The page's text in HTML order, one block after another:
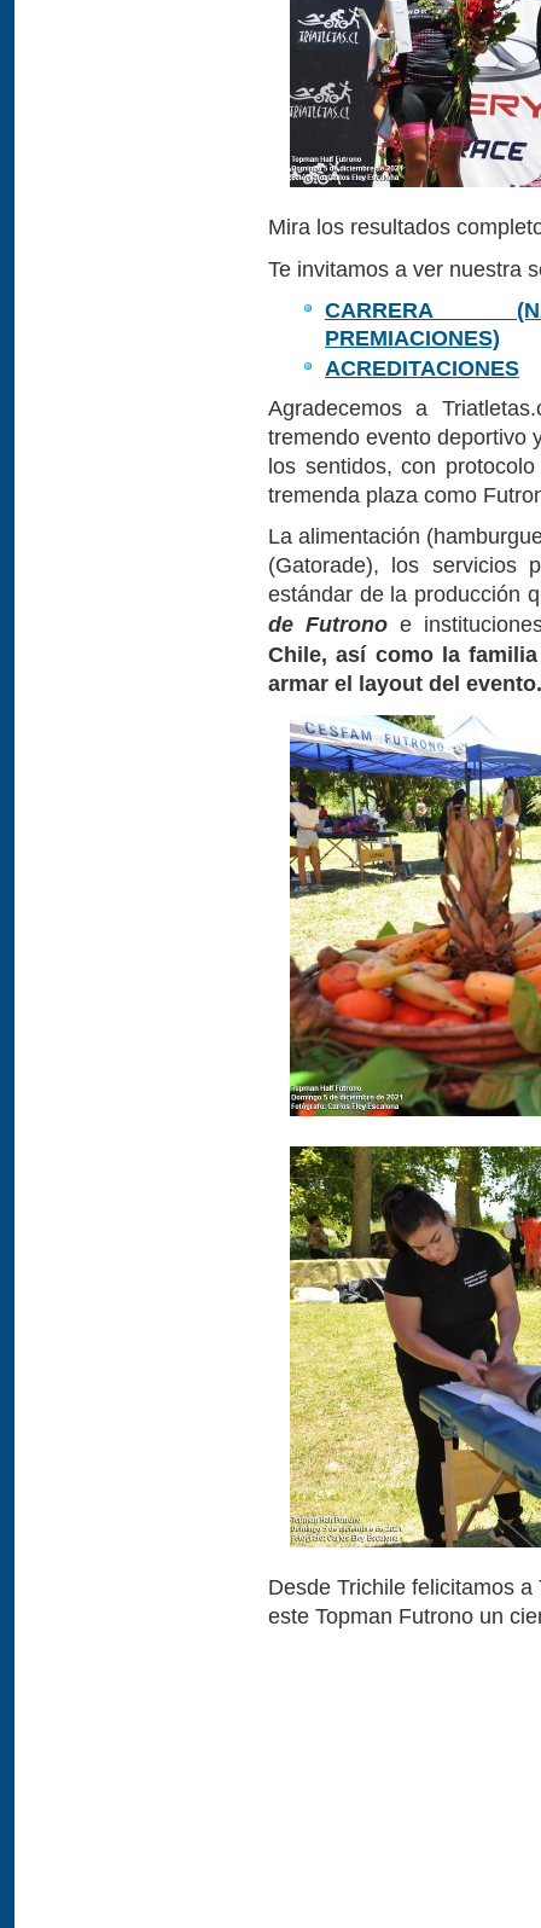
Mira los resultados
Te invitamos a ver nuestra
CARRERA
PREMIACIONES)
ACREDITACIONES
Agradecemos a
tremendo evento deportivo
los sentidos, con
tremenda plaza como
La alimentación
(Gatorade), los servicios
estándar de la producción
de Futrono e
Chile, así como la
armar el layout del evento.
Desde Trichile felicitamos
este Topman Futrono un